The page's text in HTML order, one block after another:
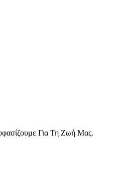
Για Τη Ζωή Μας.